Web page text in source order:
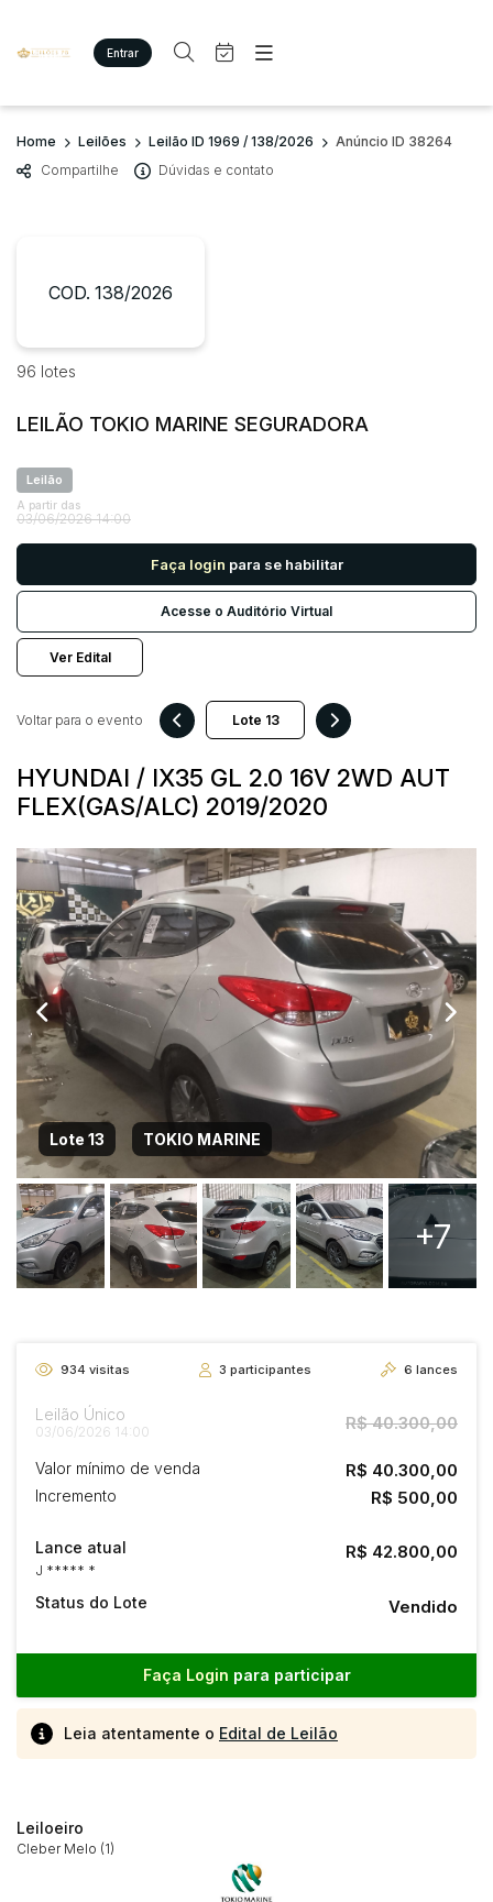
Entrar
Criar conta Entrar
Site
Agenda
Quem Somos
Imóveis
Veículos
Carros
Utilitário
Busca por palavra-chave
Bairro
Judiciais Extrajudiciais
R$
Quem Somos
Home Leilões Leilão ID 1969 / 138/2026
Anúncio ID 38264
Compartilhe
Dúvidas e contato
COD. 138/2026
96 lotes
LEILÃO TOKIO MARINE SEGURADORA
Leilão
A partir das
03/06/2026 14:00
Faça login para se habilitar
Acesse o Auditório Virtual
Ver Edital
HYUNDAI / IX35 GL 2.0 16V 2WD AUT
FLEX(GAS/ALC) 2019/2020
Voltar para o evento
Lote 13 TOKIO MARINE
+7
934 visitas 3 participantes 6 lances
Leilão Único
03/06/2026 14:00 R$ 40.300,00
Valor mínimo de venda R$ 40.300,00
Incremento R$ 500,00
Lance atual
J ***** *
R$ 42.800,00
Status do Lote Vendido
Faça Login para participar
Leia atentamente o Edital de Leilão
Leiloeiro
Cleber Melo (1)